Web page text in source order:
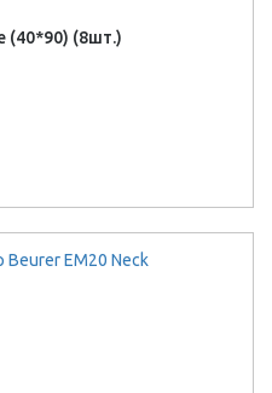
(40*90) (8шт.)